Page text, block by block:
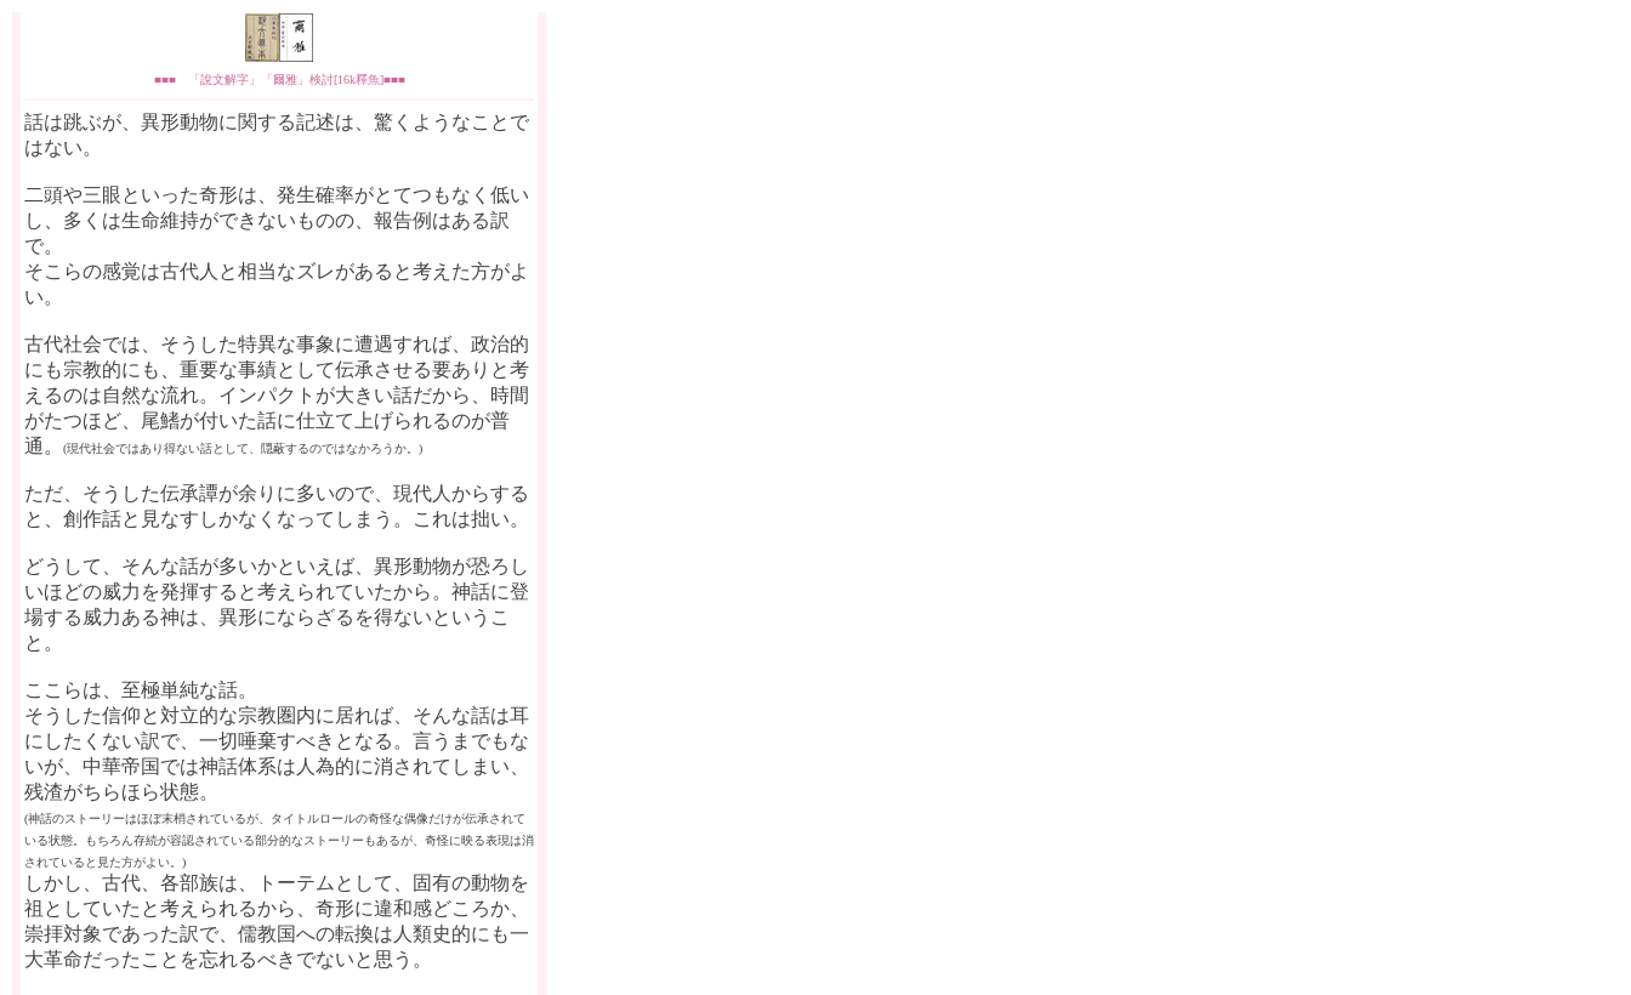
■■■ 「說文解字」「爾雅」検討[16k釋魚]■■■
話は跳ぶが、異形動物に関する記述は、驚くようなことで
はない。
二頭や三眼といった奇形は、発生確率がとてつもなく低い
し、多くは生命維持ができないものの、報告例はある訳
で。
そこらの感覚は古代人と相当なズレがあると考えた方がよ
い。
古代社会では、そうした特異な事象に遭遇すれば、政治的
にも宗教的にも、重要な事績として伝承させる要ありと考
えるのは自然な流れ。インパクトが大きい話だから、時間
がたつほど、尾鰭が付いた話に仕立て上げられるのが普
通。
(現代社会ではあり得ない話として、隠蔽するのではなかろうか。)
ただ、そうした伝承譚が余りに多いので、現代人からする
と、創作話と見なすしかなくなってしまう。これは拙い。
どうして、そんな話が多いかといえば、異形動物が恐ろし
いほどの威力を発揮すると考えられていたから。神話に登
場する威力ある神は、異形にならざるを得ないというこ
と。
ここらは、至極単純な話。
そうした信仰と対立的な宗教圏内に居れば、そんな話は耳
にしたくない訳で、一切唾棄すべきとなる。言うまでもな
いが、中華帝国では神話体系は人為的に消されてしまい、
残渣がちらほら状態。
(神話のストーリーはほぼ末梢されているが、タイトルロールの奇怪な偶像だけが伝承されて
いる状態。もちろん存続が容認されている部分的なストーリーもあるが、奇怪に映る表現は消
されていると見た方がよい。)
しかし、古代、各部族は、トーテムとして、固有の動物を
祖としていたと考えられるから、奇形に違和感どころか、
崇拝対象であった訳で、儒教国への転換は人類史的にも一
大革命だったことを忘れるべきでないと思う。